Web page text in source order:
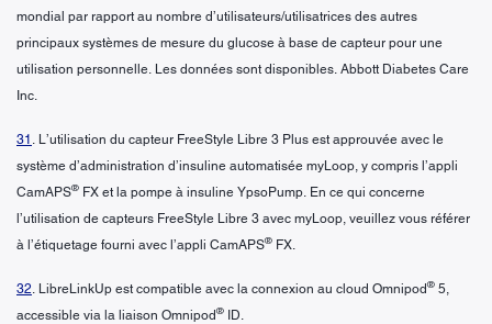
mondial par rapport au nombre d’utilisateurs/utilisatrices des autres
principaux systèmes de mesure du glucose à base de capteur pour une
utilisation personnelle. Les données sont disponibles. Abbott Diabetes Care
Inc.
31 . L’utilisation du capteur FreeStyle Libre 3 Plus est approuvée avec le
système d’administration d’insuline automatisée myLoop, y compris l’appli
CamAPS® FX et la pompe à insuline YpsoPump. En ce qui concerne
l’utilisation de capteurs FreeStyle Libre 3 avec myLoop, veuillez vous référer
à l’étiquetage fourni avec l’appli CamAPS® FX.
32. LibreLinkUp est compatible avec la connexion au cloud Omnipod® 5,
accessible via la liaison Omnipod® ID.